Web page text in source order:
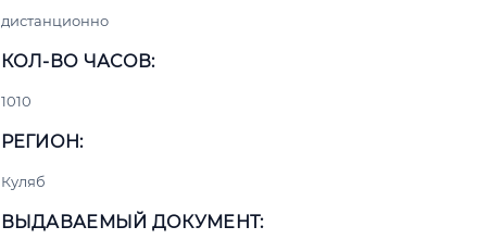
дистанционно
КОЛ-ВО ЧАСОВ:
1010
РЕГИОН:
Куляб
ВЫДАВАЕМЫЙ ДОКУМЕНТ: